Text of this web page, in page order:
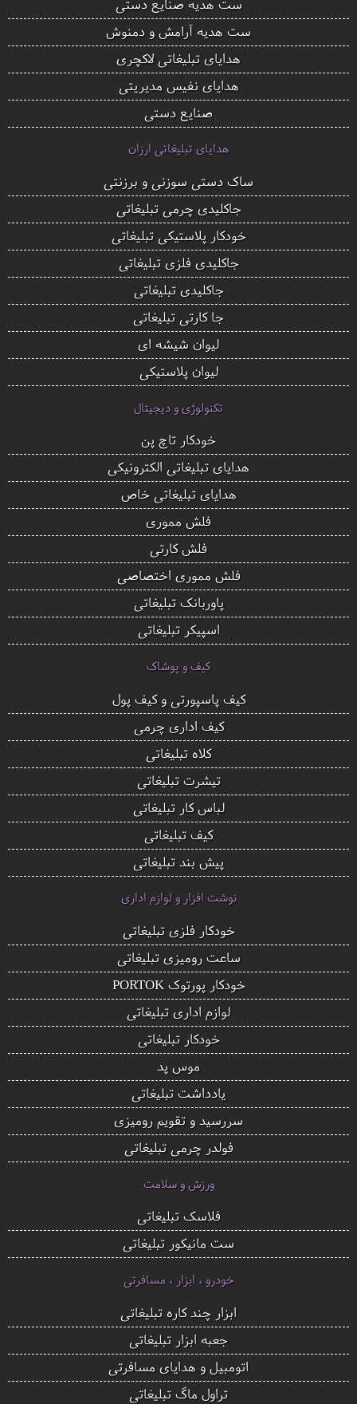
ست هدیه آرامش و دمنوش
هدایای تبلیغاتی لاکچری
هدایای نفیس مدیریتی
صنایع دستی
هدایای تبلیغاتی ارزان
ساک دستی سوزنی و برزنتی
جاکلیدی چرمی تبلیغاتی
خودکار پلاستیکی تبلیغاتی
جاکلیدی فلزی تبلیغاتی
جاکلیدی تبلیغاتی
جا کارتی تبلیغاتی
لیوان شیشه ای
لیوان پلاستیکی
تکنولوژی و دیجیتال
خودکار تاچ پن
هدایای تبلیغاتی الکترونیکی
هدایای تبلیغاتی خاص
فلش مموری
فلش کارتی
فلش مموری اختصاصی
پاوربانک تبلیغاتی
اسپیکر تبلیغاتی
کیف و پوشاک
کیف پاسپورتی و کیف پول
کیف اداری چرمی
کلاه تبلیغاتی
تیشرت تبلیغاتی
لباس کار تبلیغاتی
کیف تبلیغاتی
پیش بند تبلیغاتی
نوشت افزار و لوازم اداری
خودکار فلزی تبلیغاتی
ساعت رومیزی تبلیغاتی
خودکار پورتوک PORTOK
لوازم اداری تبلیغاتی
خودکار تبلیغاتی
موس پد
یادداشت تبلیغاتی
سررسید و تقویم رومیزی
فولدر چرمی تبلیغاتی
ورزش و سلامت
فلاسک تبلیغاتی
ست مانیکور تبلیغاتی
خودرو ، ابزار ، مسافرتی
ابزار چند کاره تبلیغاتی
جعبه ابزار تبلیغاتی
اتومبیل و هدایای مسافرتی
تراول ماگ تبلیغاتی